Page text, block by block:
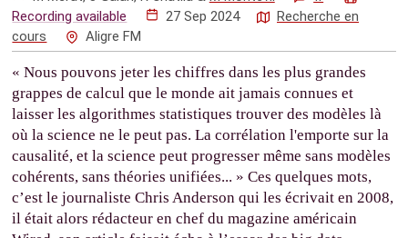
Recording available
27 Sep 2024
Recherche en
cours
Aligre FM
« Nous pouvons jeter les chiffres dans les plus grandes
grappes de calcul que le monde ait jamais connues et
laisser les algorithmes statistiques trouver des modèles là
où la science ne le peut pas. La corrélation l'emporte sur la
causalité, et la science peut progresser même sans modèles
cohérents, sans théories unifiées... » Ces quelques mots,
c’est le journaliste Chris Anderson qui les écrivait en 2008,
il était alors rédacteur en chef du magazine américain